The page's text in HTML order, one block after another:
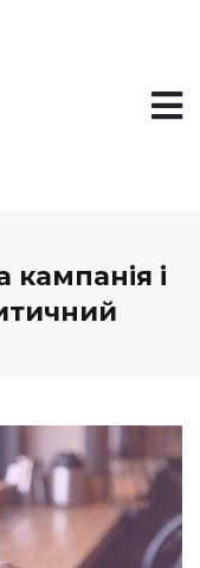
кампанія і